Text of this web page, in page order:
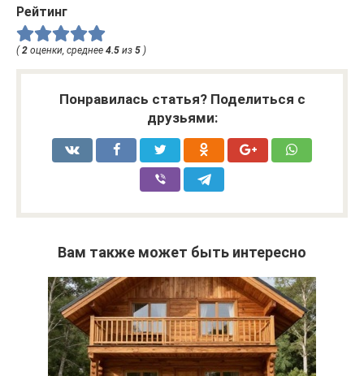
Рейтинг
( 2 оценки, среднее 4.5 из 5 )
Понравилась статья? Поделиться с
друзьями:
Вам также может быть интересно